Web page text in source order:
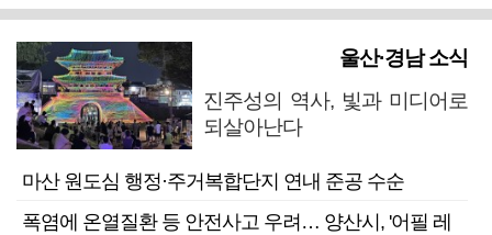
울산·경남 소식
진주성의 역사, 빛과 미디어로
되살아난다
마산 원도심 행정·주거복합단지 연내 준공 수순
폭염에 온열질환 등 안전사고 우려… 양산시, '어필 레